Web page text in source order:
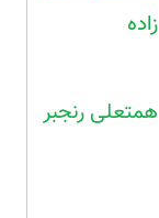
زاده
همتعلی رنجبر